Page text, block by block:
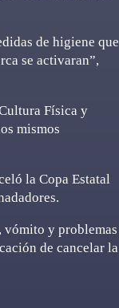
de higiene que
se activaran”,
Física y
mismos
la Copa Estatal
vómito y problemas
de cancelar la